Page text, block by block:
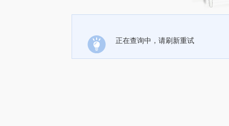
正在查询中，请刷新重试